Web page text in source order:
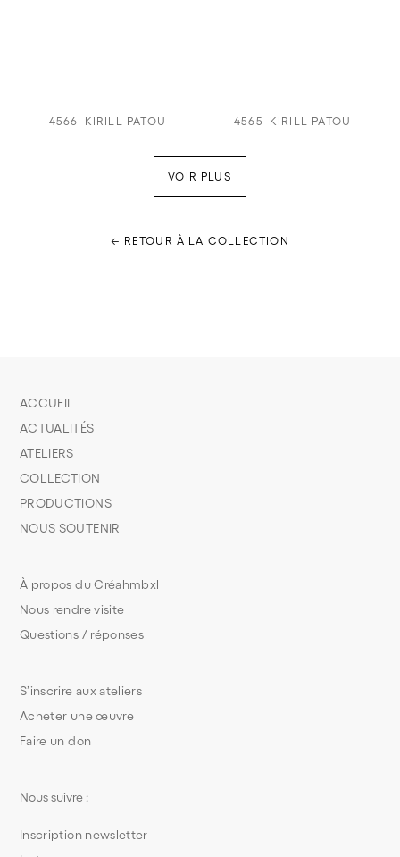
4566 KIRILL PATOU 4565 KIRILL PATOU
VOIR PLUS
← RETOUR À LA COLLECTION
S’inscrire aux ateliers
Acheter une œuvre
Faire un don
À propos du Créahmbxl
Nous rendre visite
Questions / réponses
ACCUEIL
ACTUALITÉS
ATELIERS
COLLECTION
PRODUCTIONS
NOUS SOUTENIR
Nous suivre :
Inscription newsletter